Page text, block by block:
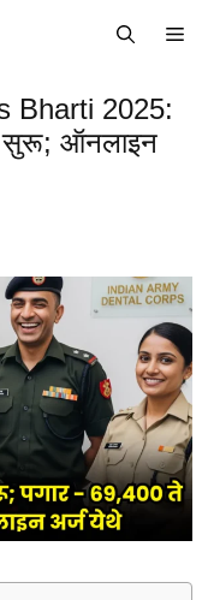
Bharti 2025:
सुरू; ऑनलाइन